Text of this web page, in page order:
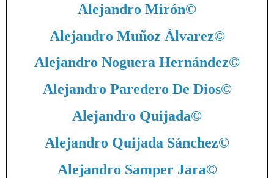
Alejandro Mirón©
Alejandro Muñoz Álvarez©
Alejandro Noguera Hernández©
Alejandro Paredero De Dios©
Alejandro Quijada©
Alejandro Quijada Sánchez©
Alejandro Samper Jara©